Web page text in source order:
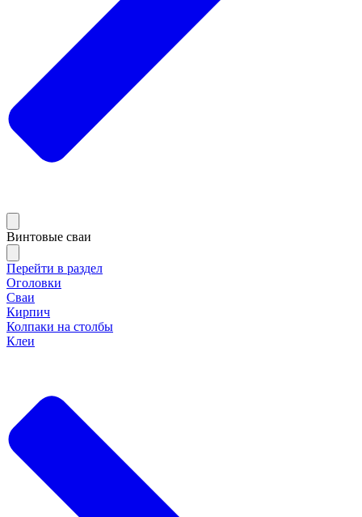
Винтовые сваи
Перейти в раздел
Оголовки
Сваи
Кирпич
Колпаки на столбы
Клеи